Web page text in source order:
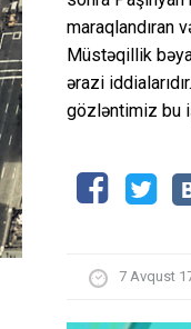
maraqlandıran
Müstəqillik
ərazi
gözləntimiz bu
7 Avqust